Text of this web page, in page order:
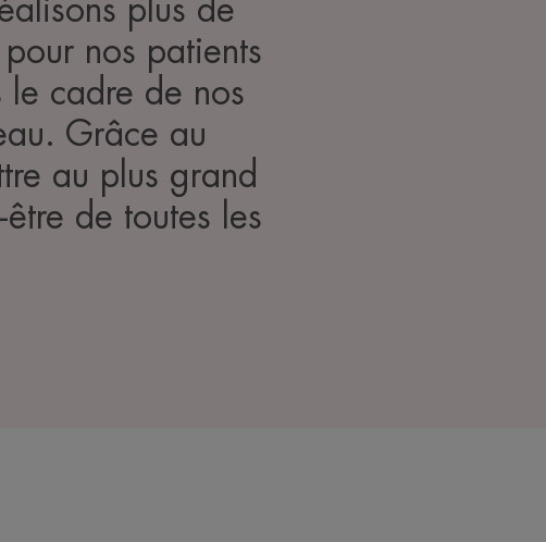
plus de
nos patients
le cadre de nos
Grâce au
au plus grand
de toutes les